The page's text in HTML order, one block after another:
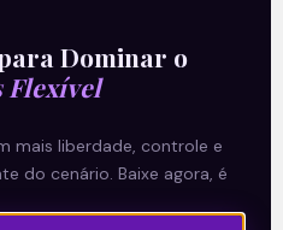
Dominar o
Flexível
mais liberdade, controle e
do cenário. Baixe agora, é